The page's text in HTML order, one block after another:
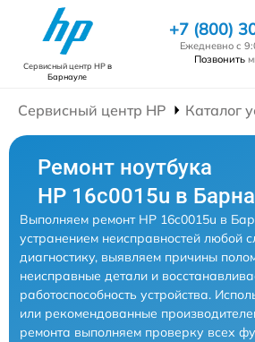
Сервисный центр HPв
Барнауле
+7 (800)
Ежедневно с
Позвонить
Сервисный центр HP Каталог
Ремонт ноутбука
HP 16c0015u в
Выполняем ремонт HP 16c0015u в
устранением неисправностей любой
диагностику, выявляем причины
неисправные детали и
работоспособность устройства.
или рекомендованные
ремонта выполняем проверку всех